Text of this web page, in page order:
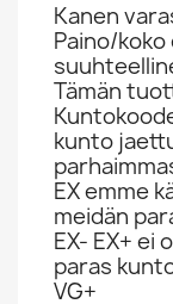
Kanen
Paino/koko
Tämän
kunto
EX emme
meidän
EX- EX+ ei
paras
VG+